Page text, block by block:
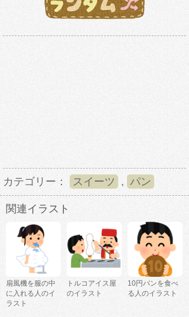
カテゴリー： スイーツ , パン
関連イラスト
扇風機を服の中
に入れる人のイ
ラスト
トルコアイス屋
のイラスト
10円パンを食べ
る人のイラスト